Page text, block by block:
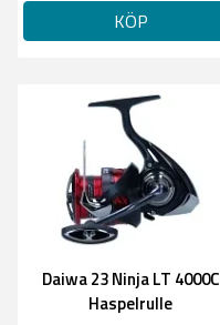
KÖP
Daiwa 23 Ninja LT 4000C
Haspelrulle